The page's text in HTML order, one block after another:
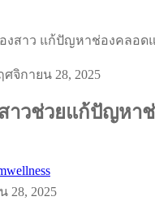
ศจิกายน 28, 2025
าวช่วยแก้ปัญหา
28, 2025